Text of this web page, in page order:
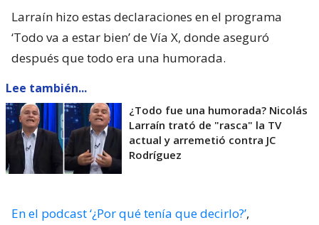
Larraín hizo estas declaraciones en el programa
‘Todo va a estar bien’ de Vía X, donde aseguró
después que todo era una humorada.
Lee también...
¿Todo fue una humorada? Nicolás
Larraín trató de "rasca" la TV
actual y arremetió contra JC
Rodríguez
En el podcast ‘¿Por qué tenía que decirlo?’,